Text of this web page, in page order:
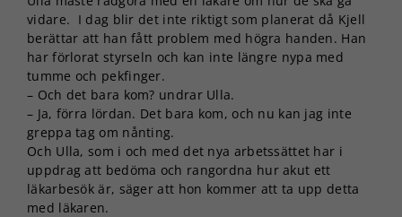
vidare. I dag blir det inte riktigt som planerat då Kjell
berättar att han fått problem med högra handen. Han
har förlorat styrseln och kan inte längre nypa med
tumme och pekfinger.
– Och det bara kom? undrar Ulla.
– Ja, förra lördan. Det bara kom, och nu kan jag inte
greppa tag om nånting.
Och Ulla, som i och med det nya arbetssättet har i
uppdrag att bedöma och rangordna hur akut ett
läkarbesök är, säger att hon kommer att ta upp detta
med läkaren.